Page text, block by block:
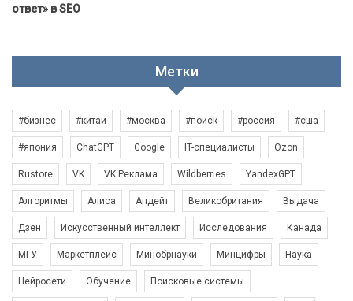
ответ» в SEO
Метки
#бизнес #китай #москва #поиск #россия #сша
#япония ChatGPT Google IT-специалисты Ozon
Rustore VK VK Реклама Wildberries YandexGPT
Алгоритмы Алиса Апдейт Великобритания Выдача
Дзен Искусственный интеллект Исследования Канада
МГУ Маркетплейс Минобрнауки Минцифры Наука
Нейросети Обучение Поисковые системы